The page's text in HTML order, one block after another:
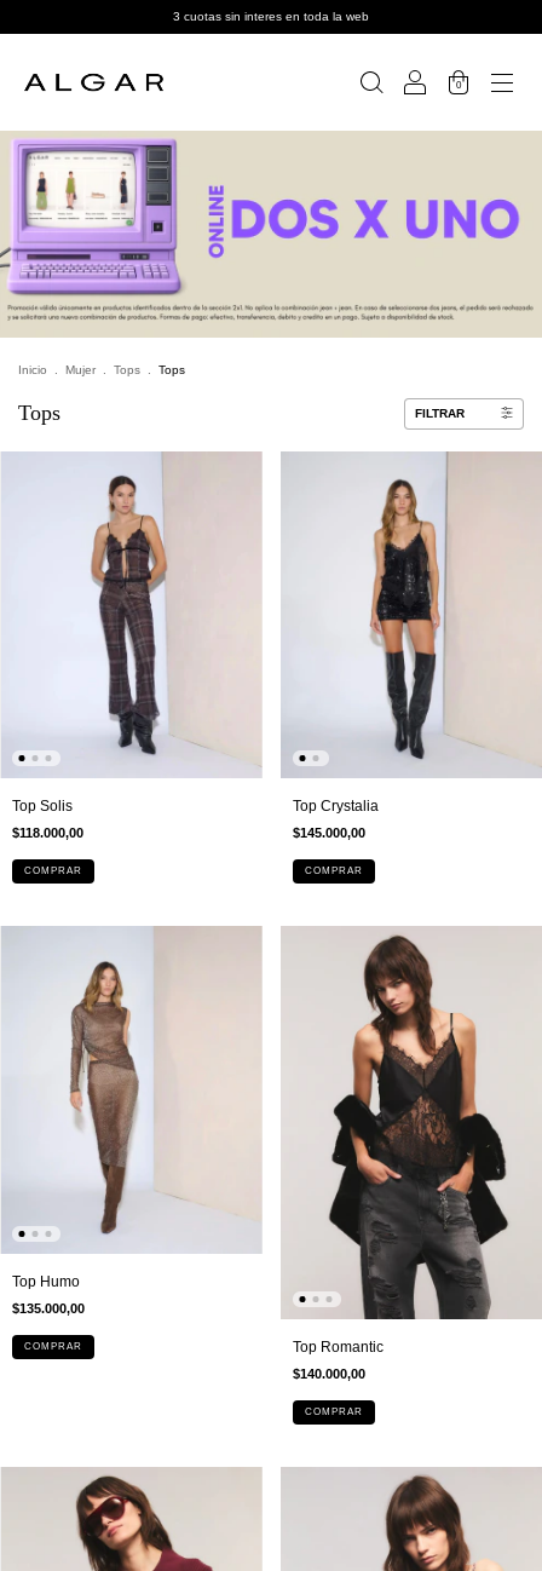
3 cuotas sin interes en toda la web
0
Inicio Mujer Tops Tops
Tops FILTRAR
Top Solis
$118.000,00
COMPRAR
Top Crystalia
$145.000,00
COMPRAR
Top Humo
$135.000,00
COMPRAR Top Romantic
$140.000,00
COMPRAR